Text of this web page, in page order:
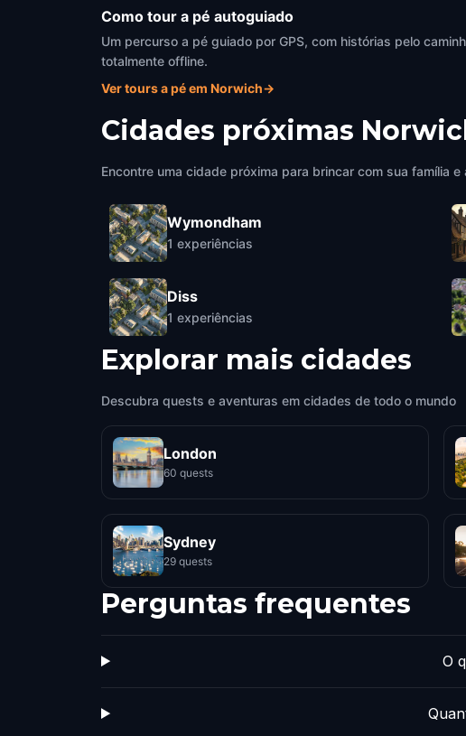
Como tour a pé autoguiado
Um percurso a pé guiado por GPS, com histórias pelo
totalmente offline.
Ver tours a pé em Norwich→
Cidades próximas
Encontre uma cidade próxima para brincar com sua família e
Wymondham
1 experiências
Diss
1 experiências
Explorar mais cidades
Descubra quests e aventuras em cidades de todo o mundo
London
60 quests
Sydney
29 quests
Perguntas frequentes
O